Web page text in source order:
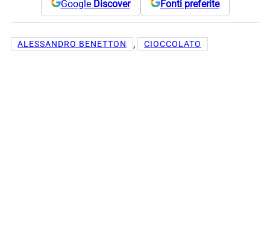
Google Discover Fonti preferite
ALESSANDRO BENETTON , CIOCCOLATO